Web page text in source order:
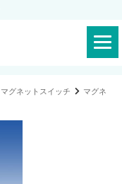
マグネットスイッチ
マグネ